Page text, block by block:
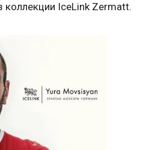
коллекции IceLink Zermatt.